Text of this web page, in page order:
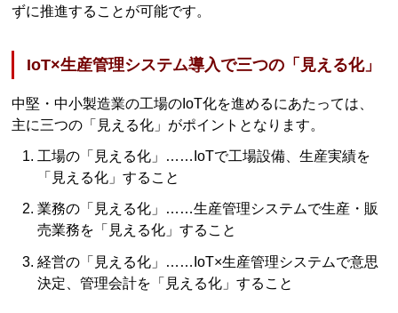
ずに推進することが可能です。
IoT×生産管理システム導入で三つの「見える化」
中堅・中小製造業の工場のIoT化を進めるにあたっては、
主に三つの「見える化」がポイントとなります。
工場の「見える化」……IoTで工場設備、生産実績を
「見える化」すること
業務の「見える化」……生産管理システムで生産・販
売業務を「見える化」すること
経営の「見える化」……IoT×生産管理システムで意思
決定、管理会計を「見える化」すること